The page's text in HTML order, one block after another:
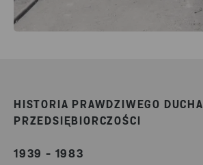
HISTORIA PRAWDZIWEGO DUCHA
PRZEDSIĘBIORCZOŚCI
1939 - 1983